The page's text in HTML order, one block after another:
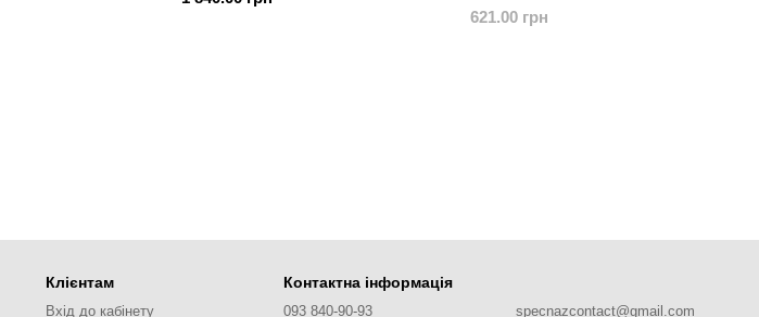
621.00 грн
Клієнтам
Вхід до кабінету
Контактна інформація
093 840-90-93 specnazcontact@gmail.com